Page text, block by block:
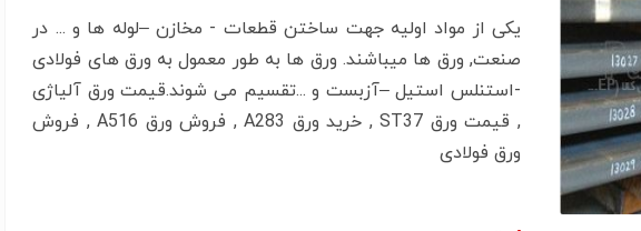
یکی از مواد اولیه جهت ساختن قطعات - مخازن –لوله ها و ... در
صنعت, ورق ها میباشند. ورق ها به طور معمول به ورق های فولادی
-استنلس استیل –آزبست و ...تقسیم می شوند.قیمت ورق آلیاژی
, قیمت ورق ST37 , خرید ورق A283 , فروش ورق A516 , فروش
ورق فولادی